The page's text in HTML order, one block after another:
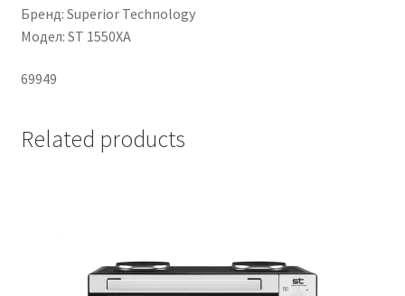
Бренд: Superior Technology
Модел: ST 1550XA
69949
Related products